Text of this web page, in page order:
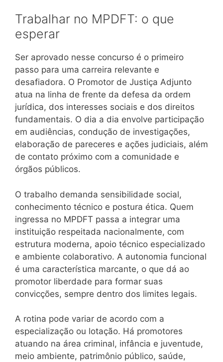
Trabalhar no MPDFT: o que
esperar
Ser aprovado nesse concurso é o primeiro
passo para uma carreira relevante e
desafiadora. O Promotor de Justiça Adjunto
atua na linha de frente da defesa da ordem
jurídica, dos interesses sociais e dos direitos
fundamentais. O dia a dia envolve participação
em audiências, condução de investigações,
elaboração de pareceres e ações judiciais, além
de contato próximo com a comunidade e
órgãos públicos.
O trabalho demanda sensibilidade social,
conhecimento técnico e postura ética. Quem
ingressa no MPDFT passa a integrar uma
instituição respeitada nacionalmente, com
estrutura moderna, apoio técnico especializado
e ambiente colaborativo. A autonomia funcional
é uma característica marcante, o que dá ao
promotor liberdade para formar suas
convicções, sempre dentro dos limites legais.
A rotina pode variar de acordo com a
especialização ou lotação. Há promotores
atuando na área criminal, infância e juventude,
meio ambiente, patrimônio público, saúde,